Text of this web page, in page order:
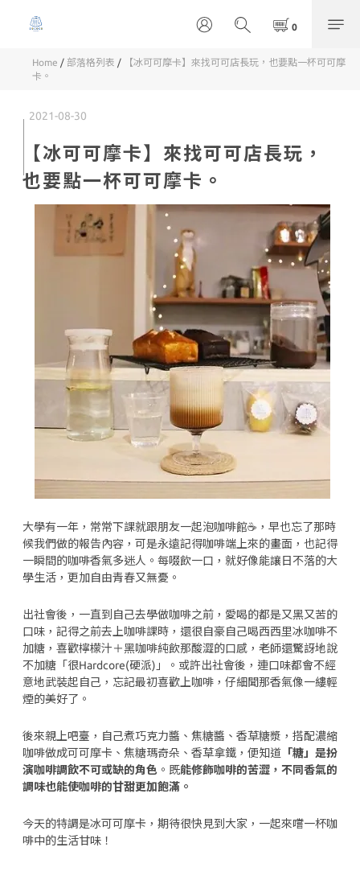
Home / 部落格列表 /
【冰可可摩卡】來找可可店長玩，也要點一杯可可摩
卡。
2021-08-30
【冰可可摩卡】來找可可店長玩，
也要點一杯可可摩卡。
大學有一年，常常下課就跟朋友一起泡咖啡館☕️，早也忘了那時
候我們做的報告內容，可是永遠記得咖啡端上來的畫面，也記得
一瞬間的咖啡香氣多迷人。每啜飲一口，就好像能讓日不落的大
學生活，更加自由青春又無憂。
出社會後，一直到自己去學做咖啡之前，愛喝的都是又黑又苦的
口味，記得之前去上咖啡課時，還很自豪自己喝西西里冰咖啡不
加糖，喜歡檸檬汁＋黑咖啡純飲那酸澀的口感，老師還驚訝地說
不加糖「很Hardcore(硬派)」。或許出社會後，連口味都會不經
意地武裝起自己，忘記最初喜歡上咖啡，仔細聞那香氣像一縷輕
煙的美好了。
後來親上吧臺，自己煮巧克力醬、焦糖醬、香草糖漿，搭配濃縮
咖啡做成可可摩卡、焦糖瑪奇朵、香草拿鐵，便知道 「糖」是扮
演咖啡調飲不可或缺的角色 。既能修飾咖啡的苦澀，不同香氣的
調味也能使咖啡的甘甜更加飽滿。
今天的特調是冰可可摩卡， 期待很快見到大家，一起來嚐一杯咖
啡中的生活甘味！